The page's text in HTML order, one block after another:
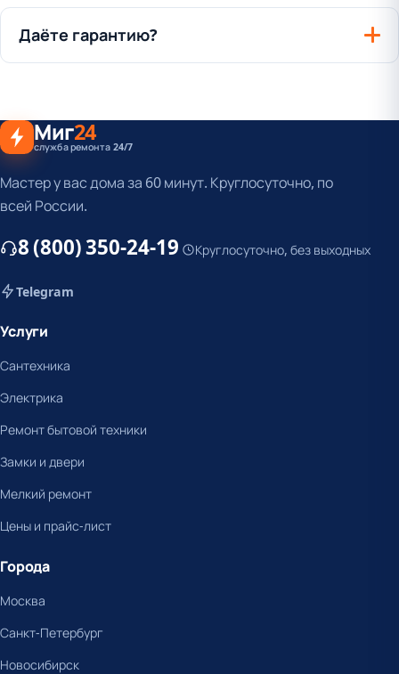
Даёте гарантию?
Миг24
служба ремонта 24/7
Мастер у вас дома за 60 минут. Круглосуточно, по
всей России.
8 (800) 350-24-19 Круглосуточно, без выходных
Telegram
Услуги
Сантехника
Электрика
Ремонт бытовой техники
Замки и двери
Мелкий ремонт
Цены и прайс-лист
Города
Москва
Санкт-Петербург
Новосибирск